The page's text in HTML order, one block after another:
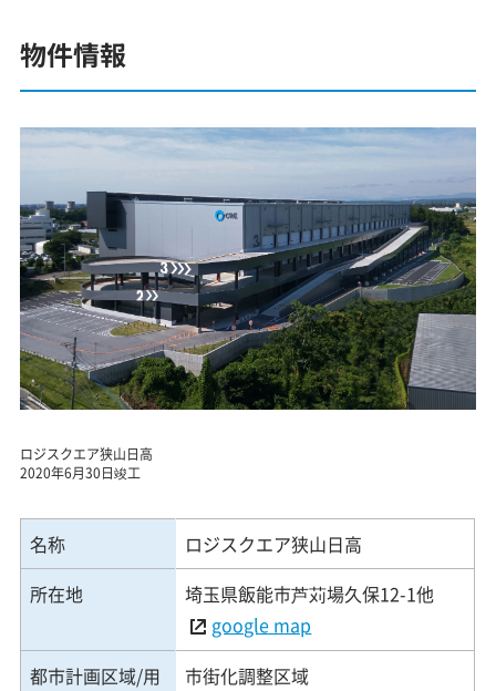
物件情報
ロジスクエア狭山日高
2020年6月30日竣工
名称
ロジスクエア狭山日高
所在地
埼玉県飯能市芦苅場久保12-1他
google map
都市計画区域/用
市街化調整区域